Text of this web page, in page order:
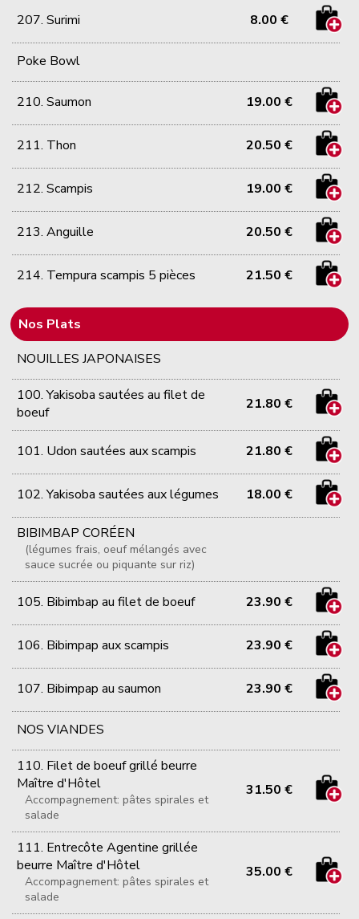
207. Surimi 8.00 €
Poke Bowl
210. Saumon 19.00 €
211. Thon 20.50 €
212. Scampis 19.00 €
213. Anguille 20.50 €
214. Tempura scampis 5 pièces 21.50 €
Nos Plats
NOUILLES JAPONAISES
100. Yakisoba sautées au filet de
boeuf
21.80 €
101. Udon sautées aux scampis 21.80 €
102. Yakisoba sautées aux légumes 18.00 €
BIBIMBAP CORÉEN
(légumes frais, oeuf mélangés avec
sauce sucrée ou piquante sur riz)
105. Bibimbap au filet de boeuf 23.90 €
106. Bibimpap aux scampis 23.90 €
107. Bibimpap au saumon 23.90 €
NOS VIANDES
110. Filet de boeuf grillé beurre
Maître d'Hôtel
Accompagnement: pâtes spirales et
salade
31.50 €
111. Entrecôte Agentine grillée
beurre Maître d'Hôtel
Accompagnement: pâtes spirales et
salade
35.00 €